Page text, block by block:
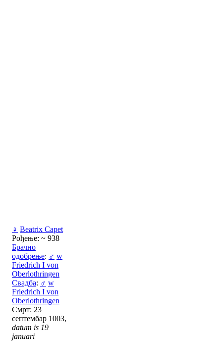
♀ Beatrix Capet
Рођење: ~ 938
Брачно
одобрење: ♂ w
Friedrich I von
Oberlothringen
Свадба: ♂ w
Friedrich I von
Oberlothringen
Смрт: 23
септембар 1003,
datum is 19
januari